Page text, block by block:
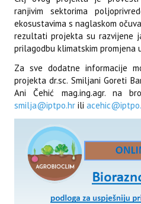
ranjivim sektorima
ekosustavima s naglaskom
rezultati projekta su razvijene
prilagodbu klimatskim promjena
Za sve dodatne informacije
projekta dr.sc. Smiljani Goreti
Ani Čehić mag.ing.agr. na
smilja@iptpo.hr ili